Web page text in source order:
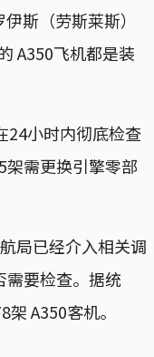
斯（劳斯莱斯）
A350飞机都是装
24小时内彻底检查
架需更换引擎零部
局已经介入相关调
需要检查。据统
A350客机。